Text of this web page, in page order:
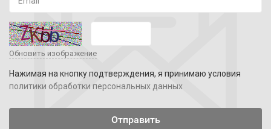
Обновить изображение
Нажимая на кнопку подтверждения, я принимаю условия
политики обработки персональных данных